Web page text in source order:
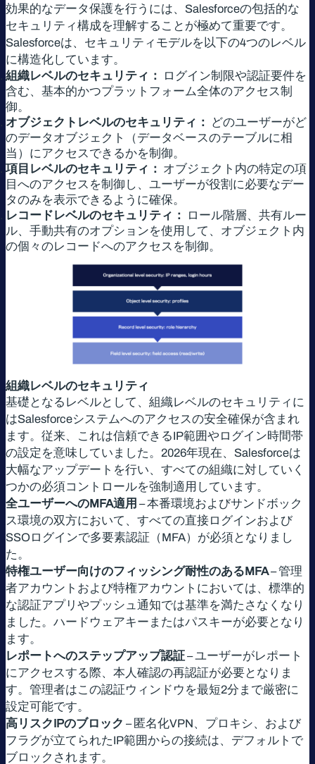
効果的なデータ保護を行うには、Salesforceの包括的な
セキュリティ構成を理解することが極めて重要です。
Salesforceは、セキュリティモデルを以下の4つのレベル
に構造化しています。
組織レベルのセキュリティ：
ログイン制限や認証要件を
含む、基本的かつプラットフォーム全体のアクセス制
御。
オブジェクトレベルのセキュリティ：
どのユーザーがど
のデータオブジェクト（データベースのテーブルに相
当）にアクセスできるかを制御。
項目レベルのセキュリティ： オブジェクト内の特定の項
目へのアクセスを制御し、ユーザーが役割に必要なデー
タのみを表示できるように確保。
レコードレベルのセキュリティ：
ロール階層、共有ルー
ル、手動共有のオプションを使用して、オブジェクト内
の個々のレコードへのアクセスを制御。
組織レベルのセキュリティ
基礎となるレベルとして、組織レベルのセキュリティに
はSalesforceシステムへのアクセスの安全確保が含まれ
ます。従来、これは信頼できるIP範囲やログイン時間帯
の設定を意味していました。2026年現在、Salesforceは
大幅なアップデートを行い、すべての組織に対していく
つかの必須コントロールを強制適用しています。
全ユーザーへのMFA適用 – 本番環境およびサンドボック
ス環境の双方において、すべての直接ログインおよび
SSOログインで多要素認証（MFA）が必須となりまし
た。
特権ユーザー向けのフィッシング耐性のあるMFA– 管理
者アカウントおよび特権アカウントにおいては、標準的
な認証アプリやプッシュ通知では基準を満たさなくなり
ました。ハードウェアキーまたはパスキーが必要となり
ます。
レポートへのステップアップ認証– ユーザーがレポート
にアクセスする際、本人確認の再認証が必要となりま
す。管理者はこの認証ウィンドウを最短2分まで厳密に
設定可能です。
高リスクIPのブロック – 匿名化VPN、プロキシ、および
フラグが立てられたIP範囲からの接続は、デフォルトで
ブロックされます。